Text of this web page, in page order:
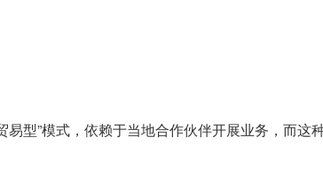
型”模式，依赖于当地合作伙伴开展业务，而这